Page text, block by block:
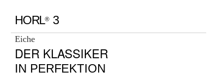
HORL® 3
Eiche
DER KLASSIKER
IN PERFEKTION